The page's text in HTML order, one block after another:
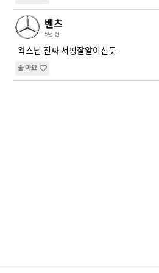
벤츠
5년 전
왁스님 진짜 서핑잘알이신듯
좋아요